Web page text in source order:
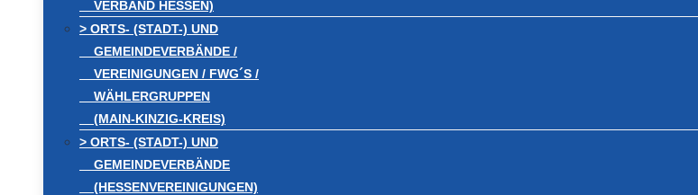
VERBAND HESSEN)
> ORTS- (STADT-) UND
GEMEINDEVERBÄNDE /
VEREINIGUNGEN / FWG´S /
WÄHLERGRUPPEN
(MAIN-KINZIG-KREIS)
> ORTS- (STADT-) UND
GEMEINDEVERBÄNDE
(HESSENVEREINIGUNGEN)